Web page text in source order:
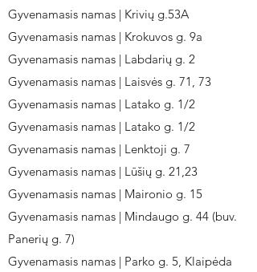
Gyvenamasis namas | Krivių g.53A
Gyvenamasis namas | Krokuvos g. 9a
Gyvenamasis namas | Labdarių g. 2
Gyvenamasis namas | Laisvės g. 71, 73
Gyvenamasis namas | Latako g. 1/2
Gyvenamasis namas | Latako g. 1/2
Gyvenamasis namas | Lenktoji g. 7
Gyvenamasis namas | Lūšių g. 21,23
Gyvenamasis namas | Maironio g. 15
Gyvenamasis namas | Mindaugo g. 44 (buv.
Panerių g. 7)
Gyvenamasis namas | Parko g. 5, Klaipėda